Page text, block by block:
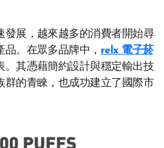
。在眾多品牌中， relx 電子菸
。其憑藉簡約設計與穩定輸出技
群的青睞，也成功建立了國際市